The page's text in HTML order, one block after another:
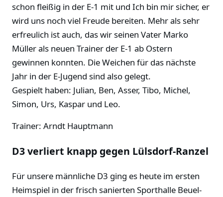
schon fleißig in der E-1 mit und Ich bin mir sicher, er
wird uns noch viel Freude bereiten. Mehr als sehr
erfreulich ist auch, das wir seinen Vater Marko
Müller als neuen Trainer der E-1 ab Ostern
gewinnen konnten. Die Weichen für das nächste
Jahr in der E-Jugend sind also gelegt.
Gespielt haben: Julian, Ben, Asser, Tibo, Michel,
Simon, Urs, Kaspar und Leo.
Trainer: Arndt Hauptmann
D3 verliert knapp gegen Lülsdorf-Ranzel
Für unsere männliche D3 ging es heute im ersten
Heimspiel in der frisch sanierten Sporthalle Beuel-